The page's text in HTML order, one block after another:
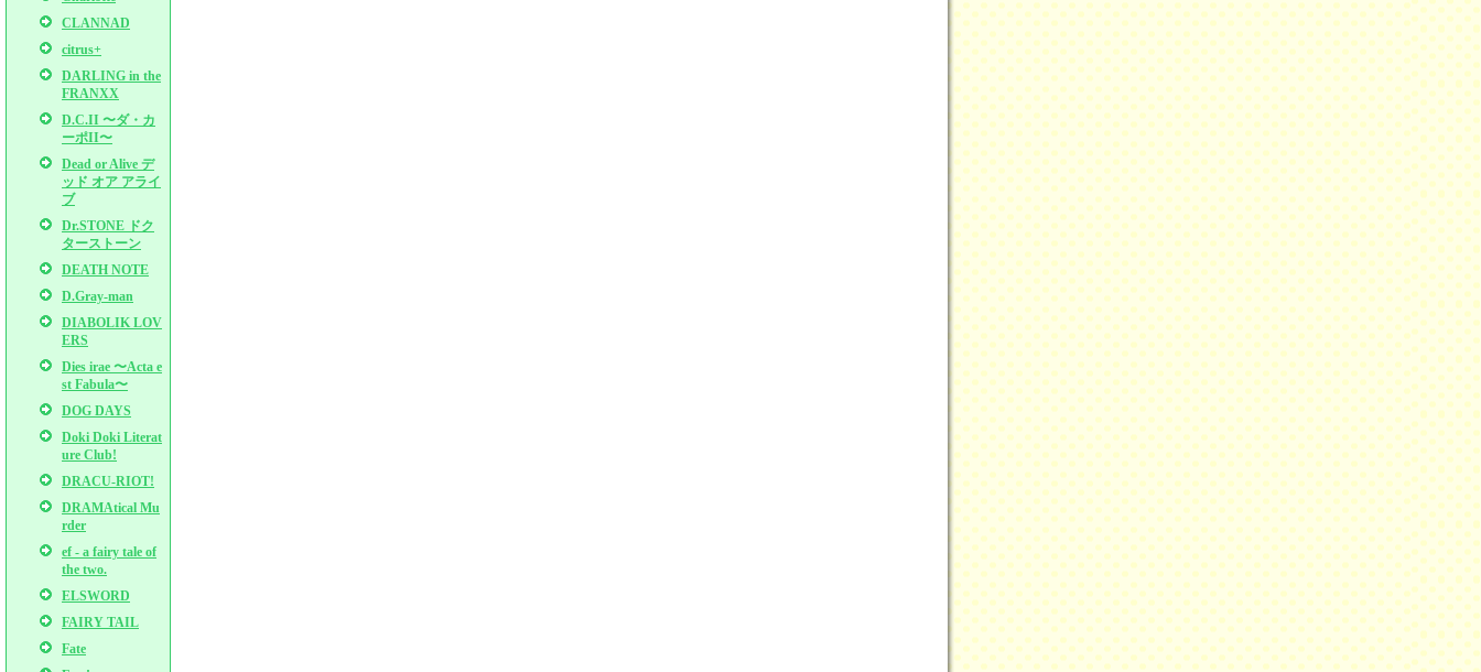
CLANNAD
citrus+
DARLING in the
FRANXX
D.C.II 〜ダ・カ
ーポII〜
Dead or Alive デ
ッド オア アライ
ブ
Dr.STONE ドク
ターストーン
DEATH NOTE
D.Gray-man
DIABOLIK LOV
ERS
Dies irae 〜Acta e
st Fabula〜
DOG DAYS
Doki Doki Literat
ure Club!
DRACU-RIOT!
DRAMAtical Mu
rder
ef - a fairy tale of
the two.
ELSWORD
FAIRY TAIL
Fate